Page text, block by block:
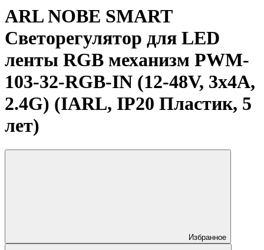
ARL NOBE SMART
Светорегулятор для LED
ленты RGB механизм PWM-
103-32-RGB-IN (12-48V, 3x4A,
2.4G) (IARL, IP20 Пластик, 5
лет)
Избранное